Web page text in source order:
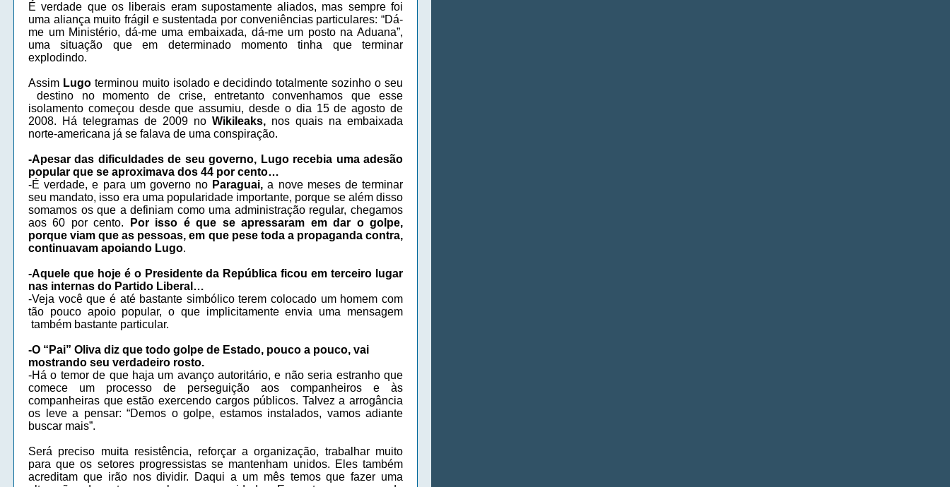
É verdade que os liberais eram supostamente aliados, mas sempre foi
uma aliança muito frágil e sustentada por conveniências particulares: “Dá-
me um Ministério, dá-me uma embaixada, dá-me um posto na Aduana”,
uma situação que em determinado momento tinha que terminar
explodindo.
Assim Lugoterminou muito isolado e decidindo totalmente sozinho o seu
destino no momento de crise, entretanto convenhamos que esse
isolamento começou desde que assumiu, desde o dia 15 de agosto de
2008. Há telegramas de 2009 no Wikileaks, nos quais na embaixada
norte-americana já se falava de uma conspiração.
-Apesar das dificuldades de seu governo, Lugo recebia uma adesão
popular que se aproximava dos 44 por cento…
-É verdade, e para um governo no Paraguai,a nove meses de terminar
seu mandato, isso era uma popularidade importante, porque se além disso
somamos os que a definiam como uma administração regular, chegamos
aos 60 por cento.
Por isso é que se apressaram em dar o golpe,
porque viam que as pessoas, em que pese toda a propaganda contra,
continuavam apoiando Lugo.
-Aquele que hoje é o Presidente da República ficou em terceiro lugar
nas internas do Partido Liberal…
-Veja você que é até bastante simbólico terem colocado um homem com
tão pouco apoio popular, o que implicitamente envia uma mensagem
também bastante particular.
-O “Pai” Oliva diz que todo golpe de Estado, pouco a pouco, vai
mostrando seu verdadeiro rosto.
-Há o temor de que haja um avanço autoritário, e não seria estranho que
comece um processo de perseguição aos companheiros e às
companheiras que estão exercendo cargos públicos. Talvez a arrogância
os leve a pensar: “Demos o golpe, estamos instalados, vamos adiante
buscar mais”.
Será preciso muita resistência, reforçar a organização, trabalhar muito
para que os setores progressistas se mantenham unidos. Eles também
acreditam que irão nos dividir. Daqui a um mês temos que fazer uma